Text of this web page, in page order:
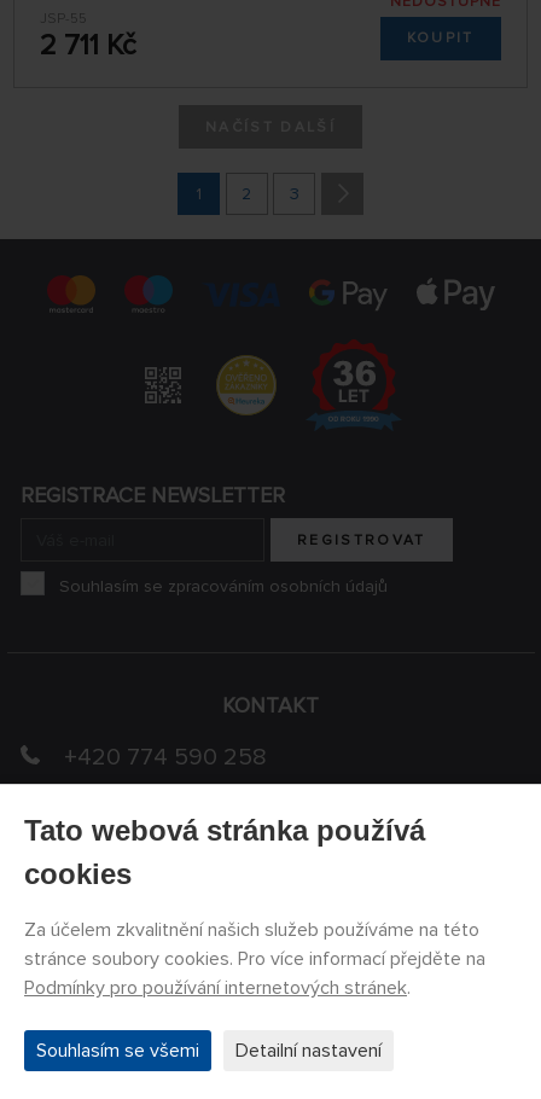
JSP-55
2 711 Kč KOUPIT
1 2 3
VŠE O NÁKUPU
Obchodní podmínky
Formulář na vrácení zboží
KONTAKT
+420 774 590 258
PRODEJNY
3x Praha
REGISTRACE NEWSLETTER
REGISTROVAT
Souhlasím se zpracováním osobních údajů
Tato webová stránka používá
cookies
Za účelem zkvalitnění našich služeb používáme na této
stránce soubory cookies. Pro více informací přejděte na
Podmínky pro používání internetových stránek.
Souhlasím se všemi Detailní nastavení